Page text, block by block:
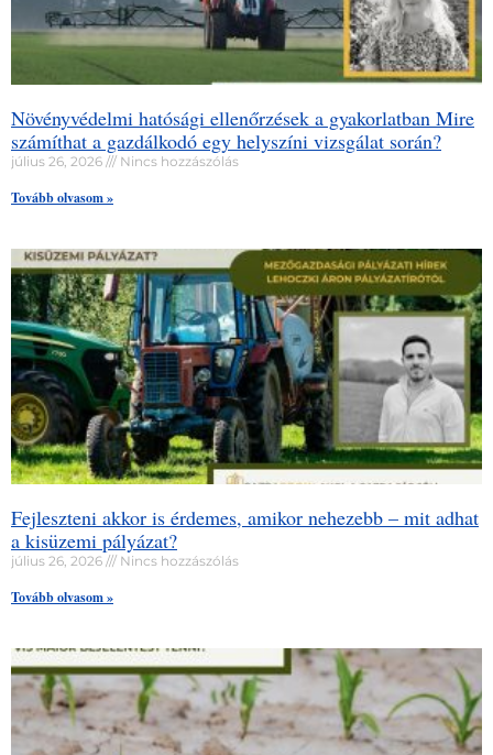
Növényvédelmi hatósági ellenőrzések a gyakorlatban Mire
számíthat a gazdálkodó egy helyszíni vizsgálat során?
július 26, 2026 Nincs hozzászólás
Tovább olvasom »
Fejleszteni akkor is érdemes, amikor nehezebb – mit adhat
a kisüzemi pályázat?
július 26, 2026 Nincs hozzászólás
Tovább olvasom »